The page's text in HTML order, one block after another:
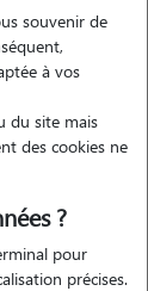
souvenir de
à vos
du site mais
des cookies ne
?
pour
précises.